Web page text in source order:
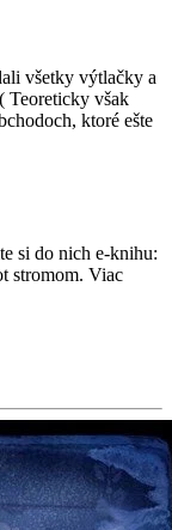
všetky výtlačky a
Teoreticky však
ktoré ešte
si do nich e-knihu:
stromom. Viac